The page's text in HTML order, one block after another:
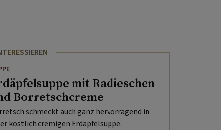
mit Radieschen
Borretschcreme
schmeckt auch ganz hervorragend in
köstlich cremigen Erdäpfelsuppe.